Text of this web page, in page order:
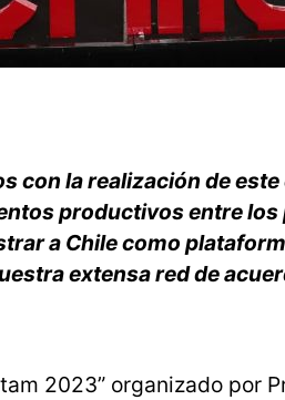
con la realización de
productivos entre
a Chile como
extensa red de
2023” organizado por